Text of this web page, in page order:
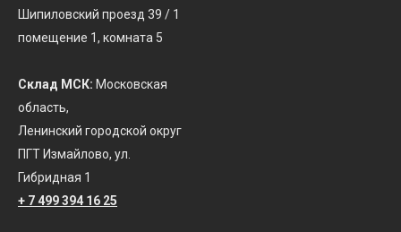
Шипиловский проезд 39 / 1
помещение 1, комната 5
Склад МСК: Московская
область,
Ленинский городской округ
ПГТ Измайлово, ул.
Гибридная 1
+ 7 499 394 16 25